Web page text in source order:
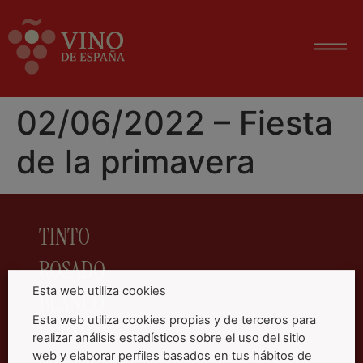
02/06/2022 – Fiesta
de la primavera
TINTO
ROSADO
BLANCO
VERMUT
Esta web utiliza cookies
Esta web utiliza cookies propias y de terceros para
realizar análisis estadísticos sobre el uso del sitio
web y elaborar perfiles basados en tus hábitos de